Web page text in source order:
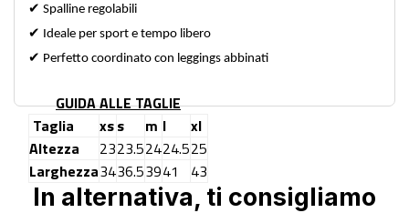
✔ Spalline regolabili
✔ Ideale per sport e tempo libero
✔ Perfetto coordinato con leggings abbinati
GUIDA ALLE TAGLIE
Taglia
xss m l
xl
Altezza
2323.52424.525
Larghezza3436.53941 43
In alternativa, ti consigliamo